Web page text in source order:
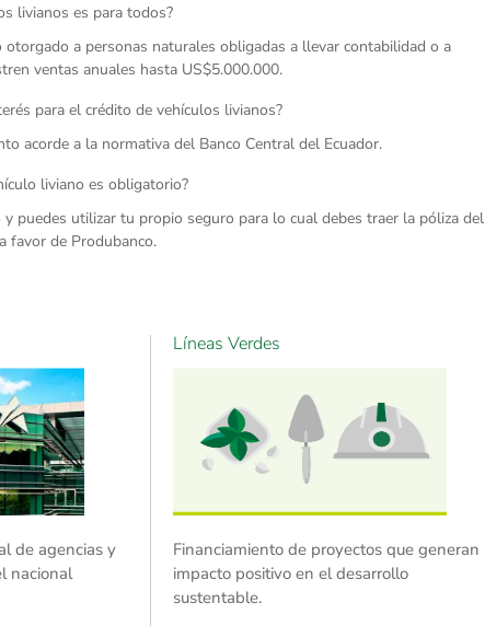
livianos es para todos?
a personas naturales obligadas a llevar contabilidad o a
ventas anuales hasta US$5.000.000.
para el crédito de vehículos livianos?
acorde a la normativa del Banco Central del Ecuador.
liviano es obligatorio?
puedes utilizar tu propio seguro para lo cual debes traer la póliza del
favor de Produbanco.
de agencias y
nacional
Líneas Verdes
Financiamiento de proyectos que generan
impacto positivo en el desarrollo
sustentable.